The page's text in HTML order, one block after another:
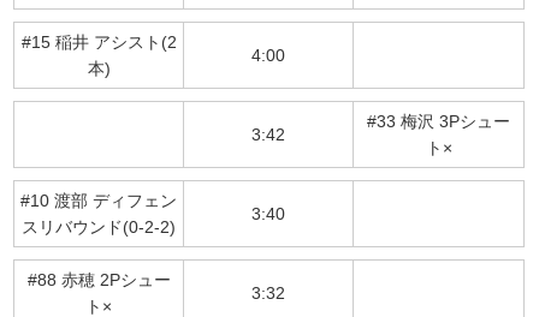
#15 稲井 アシスト(2
本)
4:00
3:42
#33 梅沢 3Pシュー
ト×
#10 渡部 ディフェン
スリバウンド(0-2-2)
3:40
#88 赤穂 2Pシュー
ト×
3:32